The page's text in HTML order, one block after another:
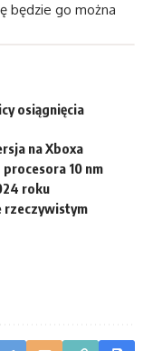
będzie go można
osiągnięcia
na Xboxa
10 nm
roku
rzeczywistym